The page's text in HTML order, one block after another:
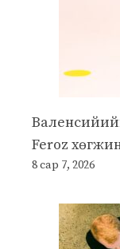
Feroz
8 сар 7, 2026